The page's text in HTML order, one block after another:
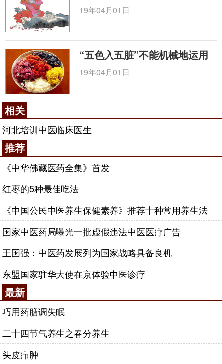
19年04月01日
“五色入五脏”不能机械地运用
19年04月01日
相关
河北培训中医临床医生
推荐
《中华佛藏医药全集》首发
红枣的5种最佳吃法
《中国公民中医养生保健素养》推荐十种常用养生法
国家中医药局曝光一批虚假违法中医医疗广告
王国强：中医药发展列为国家战略具备良机
东盟国家驻华大使在京体验中医诊疗
最新
巧用药膳调失眠
二十四节气养生之春分养生
头皮疖肿